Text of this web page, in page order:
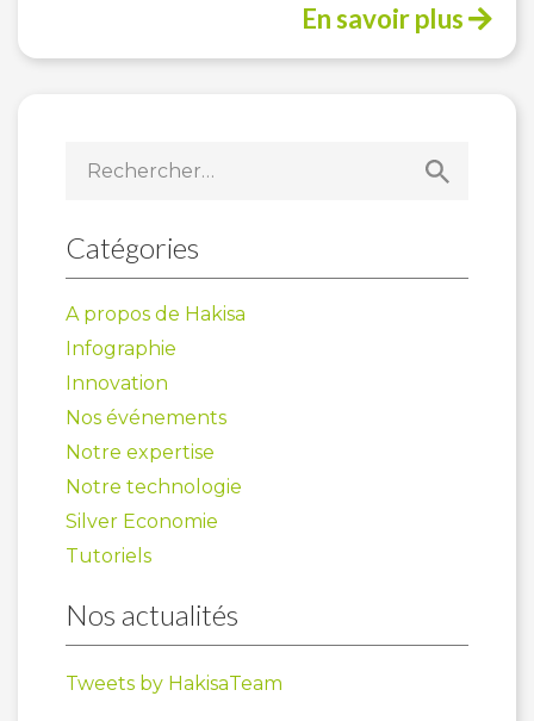
En savoir plus
Catégories
A propos de Hakisa
Infographie
Innovation
Nos événements
Notre expertise
Notre technologie
Silver Economie
Tutoriels
Nos actualités
Tweets by HakisaTeam